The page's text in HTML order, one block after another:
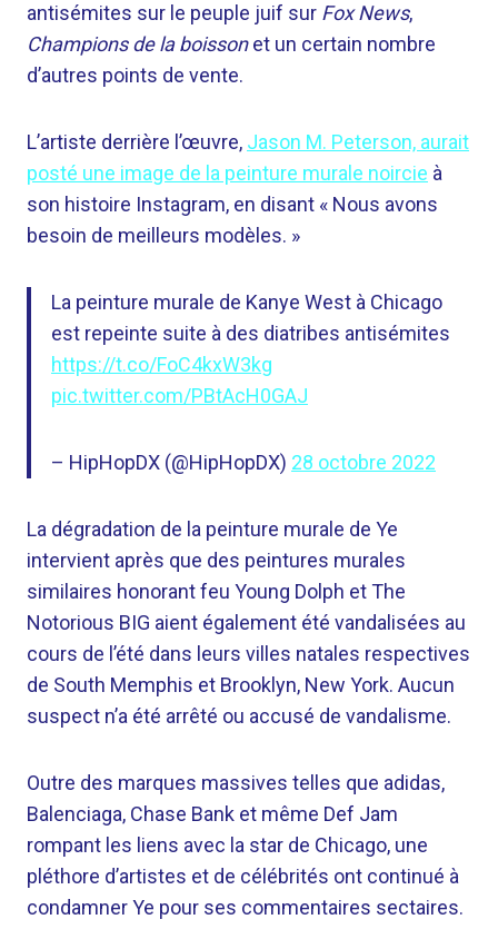
antisémites sur le peuple juif sur Fox News,
Champions de la boissonet un certain nombre
d’autres points de vente.
L’artiste derrière l’œuvre, Jason M. Peterson, aurait
posté une image de la peinture murale noircie à
son histoire Instagram, en disant « Nous avons
besoin de meilleurs modèles. »
La peinture murale de Kanye West à Chicago
est repeinte suite à des diatribes antisémites
https://t.co/FoC4kxW3kg
pic.twitter.com/PBtAcH0GAJ
– HipHopDX (@HipHopDX) 28 octobre 2022
La dégradation de la peinture murale de Ye
intervient après que des peintures murales
similaires honorant feu Young Dolph et The
Notorious BIG aient également été vandalisées au
cours de l’été dans leurs villes natales respectives
de South Memphis et Brooklyn, New York. Aucun
suspect n’a été arrêté ou accusé de vandalisme.
Outre des marques massives telles que adidas,
Balenciaga, Chase Bank et même Def Jam
rompant les liens avec la star de Chicago, une
pléthore d’artistes et de célébrités ont continué à
condamner Ye pour ses commentaires sectaires.